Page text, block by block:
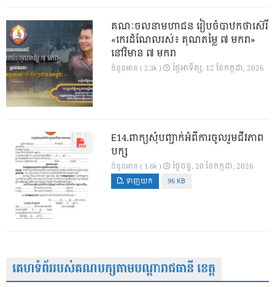
គណៈចលនាមហាជន រៀបចំបាឋកថាស៊េរី
«កេរដំណែលរស់៖ គុណតម្លៃ ៧ មករា»
នៅវិមាន ៧ មករា
ចំនួនអាន ( 2.3k ) ថ្ងៃ​អាទិត្យ, 12 ខែ​កក្កដា, 2026
E14.ពាក្យសុំបញ្ជាក់អំពីការចូលរួមជីវភាព
បក្ស
ចំនួនអាន ( 1.6k ) ថ្ងៃ​ចន្ទ, 20 ខែ​កក្កដា, 2026
ទាញយក 96 KB
គេហទំព័ររបស់គណបក្សតាមបណ្តារាជធានី ខេត្ត